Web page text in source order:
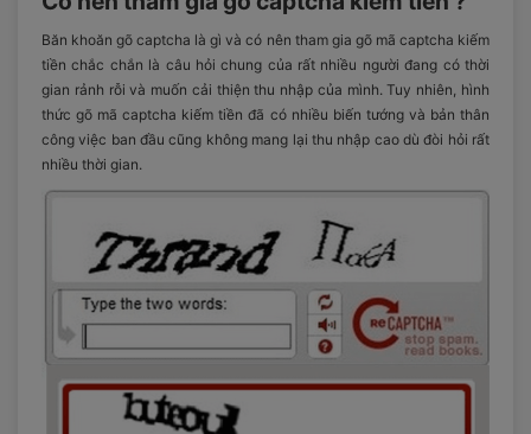
Băn khoăn gõ captcha là gì và có nên tham gia gõ mã captcha kiếm
tiền chắc chắn là câu hỏi chung của rất nhiều người đang có thời
gian rảnh rỗi và muốn cải thiện thu nhập của mình. Tuy nhiên, hình
thức gõ mã captcha kiếm tiền đã có nhiều biến tướng và bản thân
công việc ban đầu cũng không mang lại thu nhập cao dù đòi hỏi rất
nhiều thời gian.